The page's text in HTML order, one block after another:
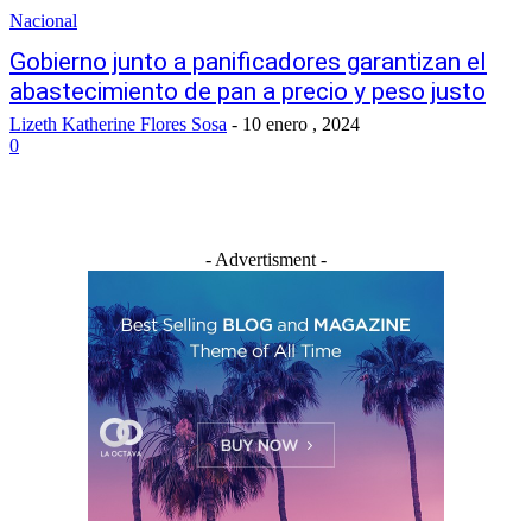
Nacional
Gobierno junto a panificadores garantizan el
abastecimiento de pan a precio y peso justo
Lizeth Katherine Flores Sosa - 10 enero , 2024
0
- Advertisment -